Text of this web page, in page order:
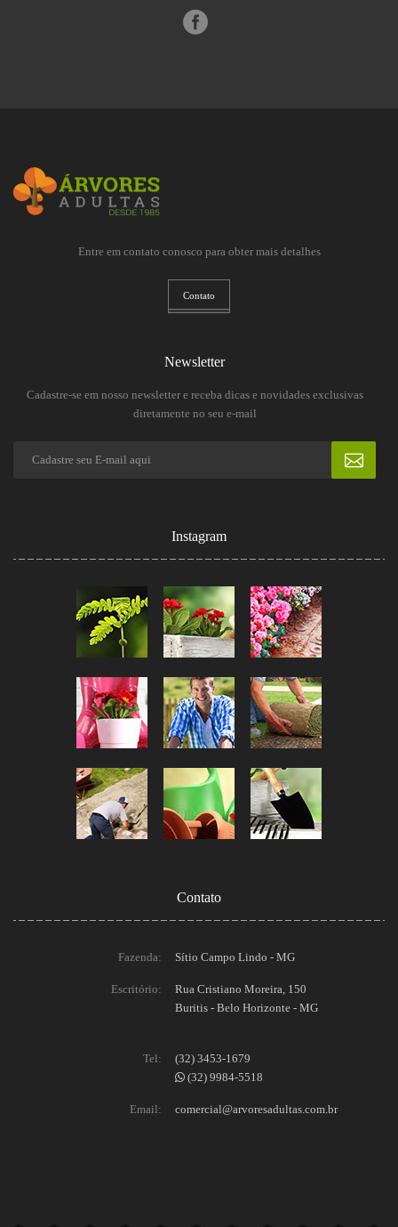
Entre em contato conosco para obter mais detalhes
Contato
Newsletter
Cadastre-se em nosso newsletter e receba dicas e novidades exclusivas
diretamente no seu e-mail
Instagram
Contato
Fazenda: Sítio Campo Lindo - MG
Escritório:
Rua Cristiano Moreira, 150
Buritis - Belo Horizonte - MG
Tel:
(32) 3453-1679
(32) 9984-5518
Email: comercial@arvoresadultas.com.br